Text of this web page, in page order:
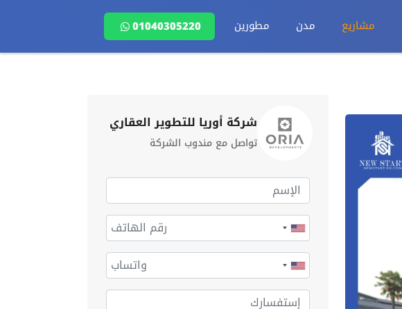
مشاريع مدن مطورين 01040305220
شركة أوريا للتطوير العقاري
تواصل مع مندوب الشركة